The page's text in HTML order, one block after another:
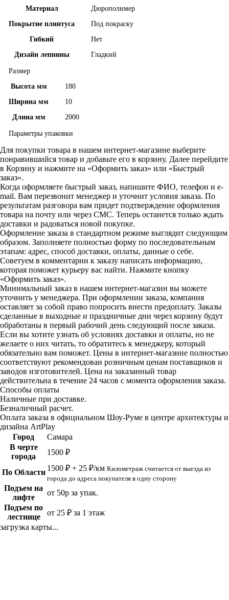
Материал
Дюрополимер
Покрытие плинтуса
Под покраску
Гибкий
Нет
Дизайн лепнины
Гладкий
Размер
Высота мм
180
Ширина мм
10
Длина мм
2000
Параметры упаковки
Для покупки товара в нашем интернет-магазине выберите
понравившийся товар и добавьте его в корзину. Далее перейдите
в Корзину и нажмите на «Оформить заказ» или «Быстрый
заказ».
Когда оформляете быстрый заказ, напишите ФИО, телефон и e-
mail. Вам перезвонит менеджер и уточнит условия заказа. По
результатам разговора вам придет подтверждение оформления
товара на почту или через СМС. Теперь останется только ждать
доставки и радоваться новой покупке.
Оформление заказа в стандартном режиме выглядит следующим
образом. Заполняете полностью форму по последовательным
этапам: адрес, способ доставки, оплаты, данные о себе.
Советуем в комментарии к заказу написать информацию,
которая поможет курьеру вас найти. Нажмите кнопку
«Оформить заказ».
Минимальный заказ в нашем интернет-магазин вы можете
уточнить у менеджера. При оформлении заказа, компания
оставляет за собой право попросить внести предоплату. Заказы
сделанные в выходные и праздничные дни через корзину будут
обработаны в первый рабочий день следующий после заказа.
Если вы хотите узнать об условиях доставки и оплаты, но не
желаете о них читать, то обратитесь к менеджеру, который
обязательно вам поможет. Цены в интернет-магазине полностью
соответствуют рекомендован розничным ценам поставщиков и
заводов изготовителей. Цена на заказанный товар
действительна в течение 24 часов с момента оформления заказа.
Способы оплаты
Наличные при доставке.
Безналичный расчет.
Оплата заказа в официальном Шоу-Руме в центре архитектуры и
дизайна ArtPlay
Город
Самара
В черте
города
1500 ₽
По Области 1500 ₽ + 25 ₽/км Километраж считается от выезда из
города до адреса покупателя в одну сторону
Подъем на
лифте
от 50р за упак.
Подъем по
лестнице
от 25 ₽ за 1 этаж
загрузка карты...